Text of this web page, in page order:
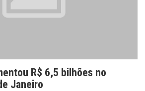
R$ 6,5 bilhões no
Janeiro